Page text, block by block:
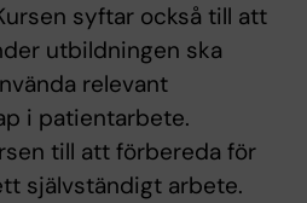
syftar också till att
utbildningen ska
relevant
i patientarbete.
till att förbereda för
självständigt arbete.